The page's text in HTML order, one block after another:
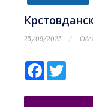
25/09/2025
Facebook